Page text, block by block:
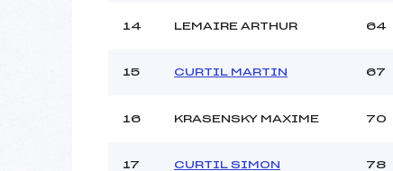
14 LEMAIRE ARTHUR 64
15 CURTIL MARTIN 67
16 KRASENSKY MAXIME 70
17 CURTIL SIMON 78